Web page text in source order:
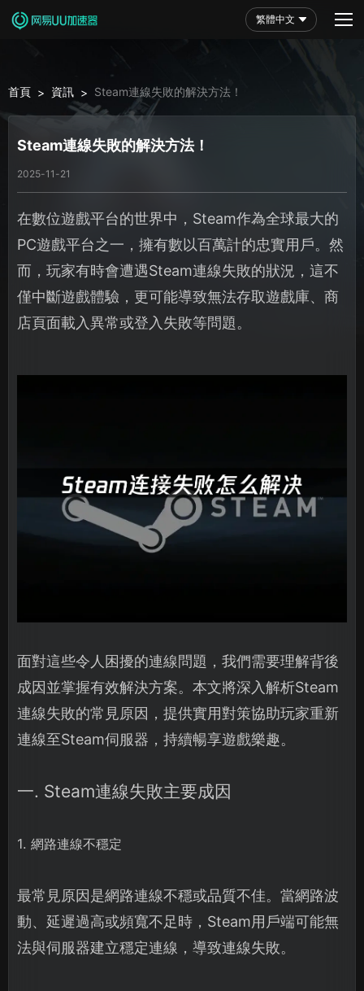
繁體中文
首頁 > 資訊 > Steam連線失敗的解決方法！
Steam連線失敗的解決方法！
2025-11-21
在數位遊戲平台的世界中，Steam作為全球最大的
PC遊戲平台之一，擁有數以百萬計的忠實用戶。然
而，玩家有時會遭遇Steam連線失敗的狀況，這不
僅中斷遊戲體驗，更可能導致無法存取遊戲庫、商
店頁面載入異常或登入失敗等問題。
面對這些令人困擾的連線問題，我們需要理解背後
成因並掌握有效解決方案。本文將深入解析Steam
連線失敗的常見原因，提供實用對策協助玩家重新
連線至Steam伺服器，持續暢享遊戲樂趣。
一. Steam連線失敗主要成因
1. 網路連線不穩定
最常見原因是網路連線不穩或品質不佳。當網路波
動、延遲過高或頻寬不足時，Steam用戶端可能無
法與伺服器建立穩定連線，導致連線失敗。